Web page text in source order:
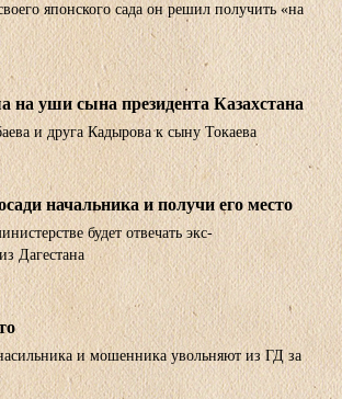
японского сада он решил получить «на
на уши сына президента Казахстана
и друга Кадырова к сыну Токаева
начальника и получи его место
будет отвечать экс-
Дагестана
и мошенника увольняют из ГД за